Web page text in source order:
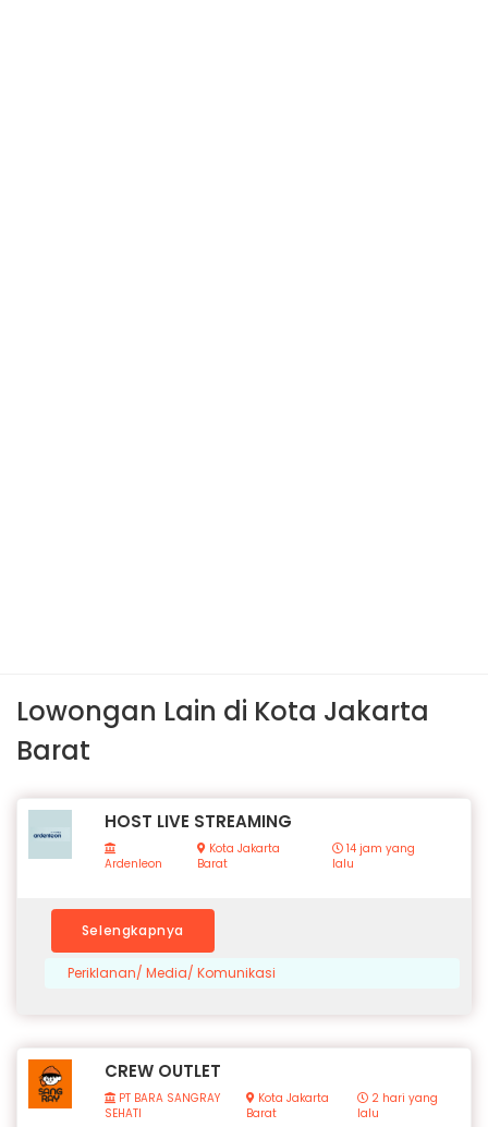
Lowongan Lain di Kota Jakarta
Barat
HOST LIVE STREAMING
Ardenleon
Kota Jakarta
Barat
14 jam yang
lalu
Selengkapnya
Periklanan/ Media/ Komunikasi
CREW OUTLET
PT BARA SANGRAY
SEHATI
Kota Jakarta
Barat
2 hari yang
lalu